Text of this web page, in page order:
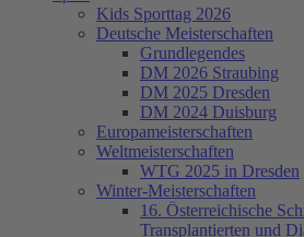
Kids Sporttag 2026
Deutsche Meisterschaften
Grundlegendes
DM 2026 Straubing
DM 2025 Dresden
DM 2024 Duisburg
Europameisterschaften
Weltmeisterschaften
WTG 2025 in Dresden
Winter-Meisterschaften
16. Österreichische
Transplantierten und